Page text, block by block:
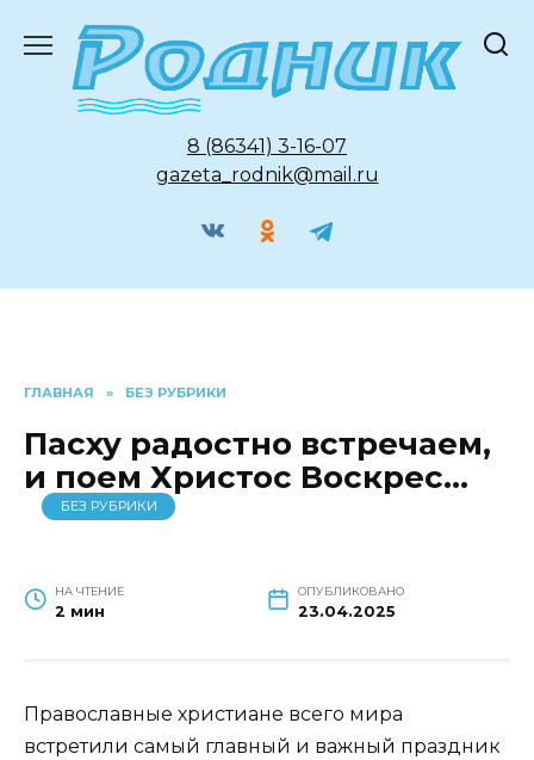
содержанию
8 (86341) 3-16-07
gazeta_rodnik@mail.ru
ГЛАВНАЯ » БЕЗ РУБРИКИ
Пасху радостно встречаем,
и поем Христос Воскрес…
БЕЗ РУБРИКИ
НА ЧТЕНИЕ
2 мин
ОПУБЛИКОВАНО
23.04.2025
Православные христиане всего мира
встретили самый главный и важный праздник